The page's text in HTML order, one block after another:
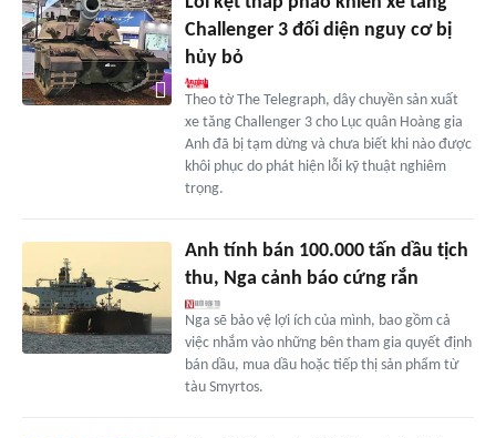
Challenger 3 đối diện nguy cơ bị
hủy bỏ
Theo tờ The Telegraph, dây chuyền sản xuất
xe tăng Challenger 3 cho Lục quân Hoàng gia
Anh đã bị tạm dừng và chưa biết khi nào được
khôi phục do phát hiện lỗi kỹ thuật nghiêm
trọng.
Anh tính bán 100.000 tấn dầu tịch
thu, Nga cảnh báo cứng rắn
Nga sẽ bảo vệ lợi ích của mình, bao gồm cả
việc nhắm vào những bên tham gia quyết định
bán dầu, mua dầu hoặc tiếp thị sản phẩm từ
tàu Smyrtos.